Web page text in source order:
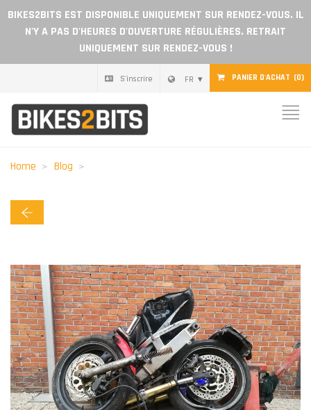
BIKES2BITS EST DISPONIBLE UNIQUEMENT SUR RENDEZ-VOUS. IL
N'Y A PAS D'HEURES D'OUVERTURE RÉGULIÈRES. RETRAIT
UNIQUEMENT SUR RENDEZ-VOUS !
PANIER D'ACHAT (0)
FR
S'inscrire
Pièces
Chèque cadeau
Avis
Contact
Home Blog